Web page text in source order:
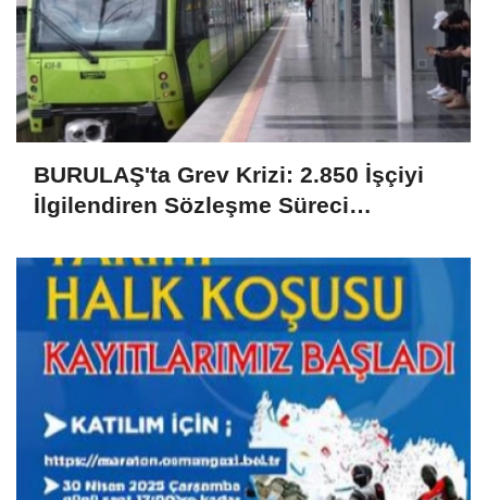
BURULAŞ'ta Grev Krizi: 2.850 İşçiyi
İlgilendiren Sözleşme Süreci